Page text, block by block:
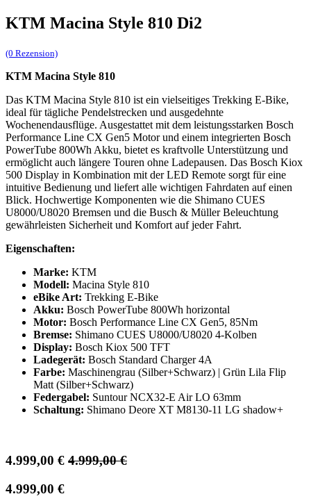
KTM Macina Style 810 Di2
(0 Rezension)
KTM Macina Style 810
Das KTM Macina Style 810 ist ein vielseitiges Trekking E-Bike,
ideal für tägliche Pendelstrecken und ausgedehnte
Wochenendausflüge. Ausgestattet mit dem leistungsstarken Bosch
Performance Line CX Gen5 Motor und einem integrierten Bosch
PowerTube 800Wh Akku, bietet es kraftvolle Unterstützung und
ermöglicht auch längere Touren ohne Ladepausen. Das Bosch Kiox
500 Display in Kombination mit der LED Remote sorgt für eine
intuitive Bedienung und liefert alle wichtigen Fahrdaten auf einen
Blick. Hochwertige Komponenten wie die Shimano CUES
U8000/U8020 Bremsen und die Busch & Müller Beleuchtung
gewährleisten Sicherheit und Komfort auf jeder Fahrt.
Eigenschaften:
Marke: KTM
Modell: Macina Style 810
eBike Art: Trekking E-Bike
Akku: Bosch PowerTube 800Wh horizontal
Motor: Bosch Performance Line CX Gen5, 85Nm
Bremse: Shimano CUES U8000/U8020 4-Kolben
Display: Bosch Kiox 500 TFT
Ladegerät: Bosch Standard Charger 4A
Farbe: Maschinengrau (Silber+Schwarz) | Grün Lila Flip
Matt (Silber+Schwarz)
Federgabel: Suntour NCX32-E Air LO 63mm
Schaltung: Shimano Deore XT M8130-11 LG shadow+
4.999,00 € 4.999,00€
4.999,00 €